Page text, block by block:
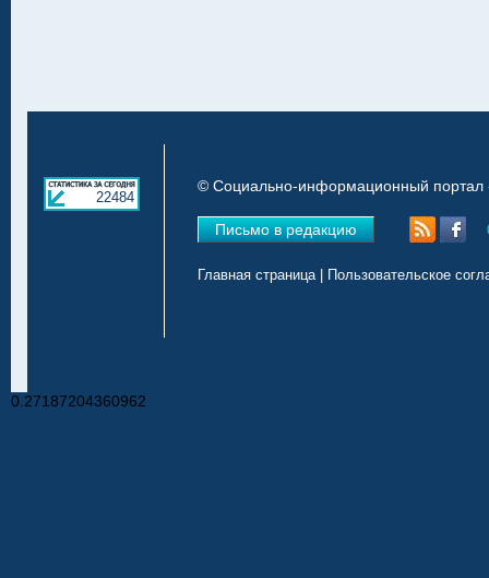
22484
© Социально-информационный портал
Письмо в редакцию
Главная страница| Пользовательское
0.27187204360962